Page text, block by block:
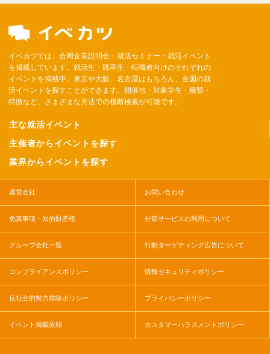
イベカツでは、合同企業説明会・就活セミナー・就活イベント
を掲載しています。就活生・既卒生・転職者向けのそれぞれの
イベントを掲載中。東京や大阪、名古屋はもちろん、全国の就
活イベントを探すことができます。開催地・対象学生・種類・
特徴など、さまざまな方法での横断検索が可能です。
主な就活イベント
主催者からイベントを探す
業界からイベントを探す
運営会社 お問い合わせ
免責事項・知的財産権 外部サービスの利用について
グループ会社一覧 行動ターゲティング広告について
コンプライアンスポリシー 情報セキュリティポリシー
反社会的勢力排除ポリシー プライバシーポリシー
イベント掲載依頼 カスタマーハラスメントポリシー